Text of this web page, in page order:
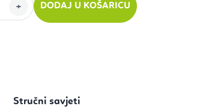
DODAJ U KOŠARICU
Stručni savjeti